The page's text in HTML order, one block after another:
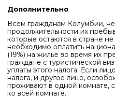
Дополнительно
Всем гражданам Колумбии,
продолжительности их
которые остаются в стране
необходимо оплатить
(19%) на жильё во время их
граждане с туристической
уплаты этого налога. Если
налога, и другое лицо,
проживают в одной комнате,
ко всей комнате.